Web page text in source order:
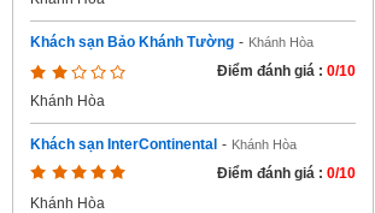
Khách sạn Bảo Khánh Tường - Khánh Hòa
Điểm đánh giá : 0/10
Khánh Hòa
Khách sạn InterContinental - Khánh Hòa
Điểm đánh giá : 0/10
Khánh Hòa